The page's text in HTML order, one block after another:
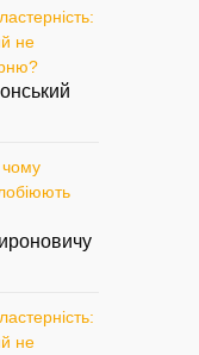
не
чому
не